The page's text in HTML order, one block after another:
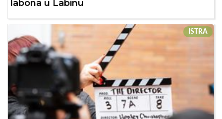
labona u Labinu
ISTRA